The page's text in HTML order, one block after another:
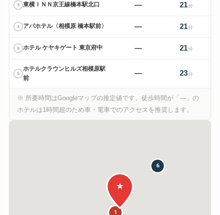
3 東横ＩＮＮ京王線橋本駅北口 — 21分
4 アパホテル〈相模原 橋本駅前〉 — 21分
6 ホテル ケヤキゲート 東京府中 — 21分
5
ホテルクラウンヒルズ相模原駅
前
— 23分
※ 所要時間はGoogleマップの推定値です。徒歩時間が「—」の
ホテルは1時間超のため車・電車でのアクセスを推奨します。
★
1
6